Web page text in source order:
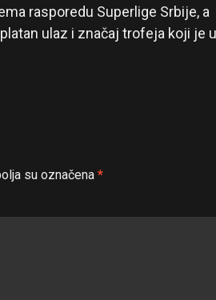
rasporedu Superlige Srbije, a
ulaz i značaj trofeja koji je u
su označena *